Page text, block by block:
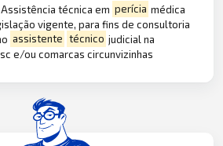
técnica em perícia médica
vigente, para fins de consultoria
assistente técnico judicial na
e/ou comarcas circunvizinhas